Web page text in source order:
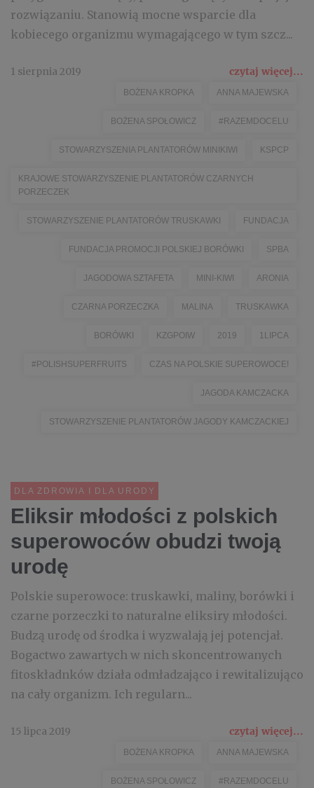
rozwiązaniu. Stanowią mocne wsparcie dla
kobiecego organizmu wymagającego w tym szcz...
1 sierpnia 2019 czytaj więcej...
BOŻENA KROPKA ANNA MAJEWSKA
BOŻENA SPOŁOWICZ #RAZEMDOCELU
STOWARZYSZENIA PLANTATORÓW MINIKIWI KSPCP
KRAJOWE STOWARZYSZENIE PLANTATORÓW CZARNYCH
PORZECZEK
STOWARZYSZENIE PLANTATORÓW TRUSKAWKI FUNDACJA
FUNDACJA PROMOCJI POLSKIEJ BORÓWKI SPBA
JAGODOWA SZTAFETA MINI-KIWI ARONIA
CZARNA PORZECZKA MALINA TRUSKAWKA
BORÓWKI KZGPOIW 2019 1LIPCA
#POLISHSUPERFRUITS CZAS NA POLSKIE SUPEROWOCE!
JAGODA KAMCZACKA
STOWARZYSZENIE PLANTATORÓW JAGODY KAMCZACKIEJ
DLA ZDROWIA I DLA URODY
Eliksir młodości z polskich
superowoców obudzi twoją
urodę
Polskie superowoce: truskawki, maliny, borówki i
czarne porzeczki to naturalne eliksiry młodości.
Budzą urodę od środka i wyzwalają jej potencjał.
Bogactwo zawartych w nich skoncentrowanych
fitoskładnków działa odmładzająco i rewitalizująco
na cały organizm. Ich regularn...
15 lipca 2019 czytaj więcej...
BOŻENA KROPKA ANNA MAJEWSKA
BOŻENA SPOŁOWICZ #RAZEMDOCELU